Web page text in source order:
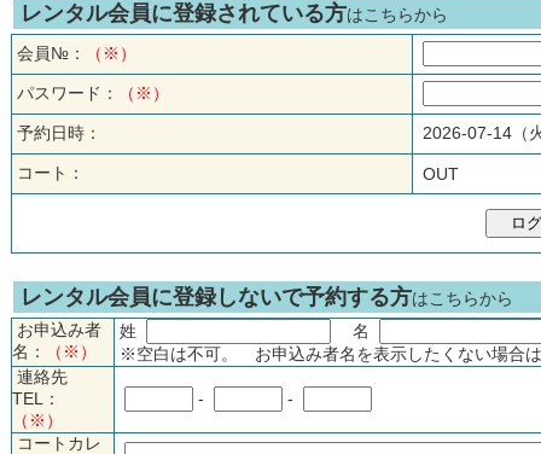
レンタル会員に登録されている方はこちらから
会員№：
（※）
パスワード： （※）
予約日時： 2026-07-14
コート： OUT
レンタル会員に登録しないで予約する方はこちらから
お申込み者
名：
（※）
姓
名
※空白は不可。 お申込み者名を表示したくない場合
連絡先
TEL：
（※）
- -
コートカレ